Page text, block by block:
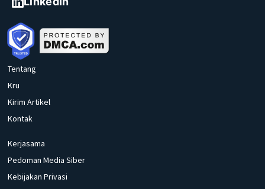
Tentang
Kru
Kirim Artikel
Kontak
Kerjasama
Pedoman Media Siber
Kebijakan Privasi